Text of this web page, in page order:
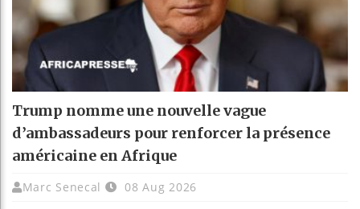
Trump nomme une nouvelle vague
d’ambassadeurs pour renforcer la présence
américaine en Afrique
Marc Senecal 08 Aug 2026